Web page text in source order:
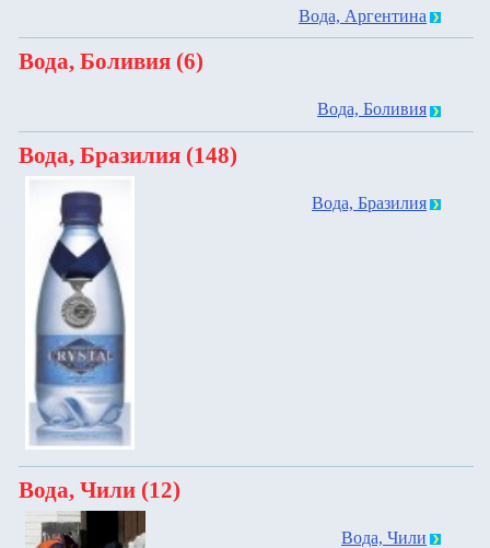
Вода, Аргентина
Вода, Боливия (6)
Вода, Боливия
Вода, Бразилия (148)
Вода, Бразилия
Вода, Чили (12)
Вода, Чили